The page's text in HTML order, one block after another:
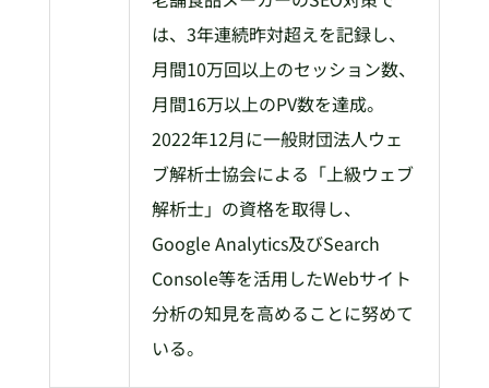
は、3年連続昨対超えを記録し、
月間10万回以上のセッション数、
月間16万以上のPV数を達成。
2022年12月に一般財団法人ウェ
ブ解析士協会による「上級ウェブ
解析士」の資格を取得し、
Google Analytics及びSearch
Console等を活用したWebサイト
分析の知見を高めることに努めて
いる。